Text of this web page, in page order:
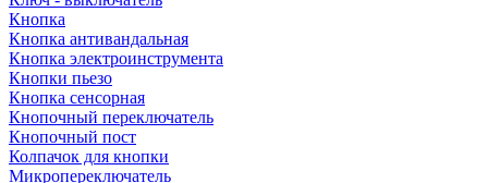
Кнопка
Кнопка антивандальная
Кнопка электроинструмента
Кнопки пьезо
Кнопка сенсорная
Кнопочный переключатель
Кнопочный пост
Колпачок для кнопки
Микропереключатель